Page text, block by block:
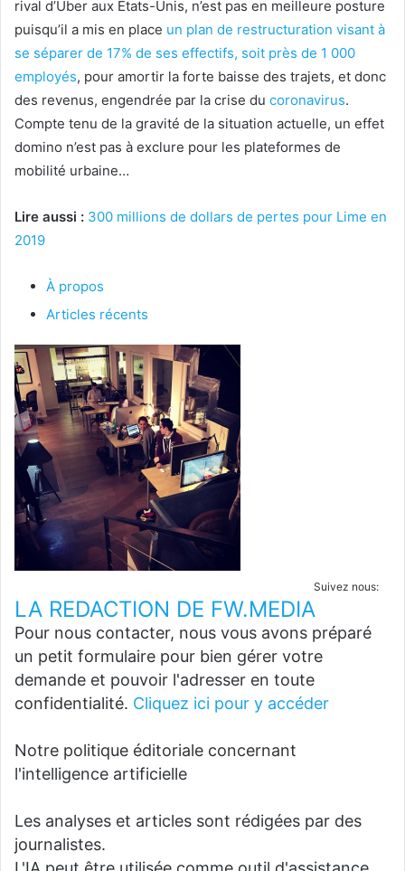
rival d’Uber aux États-Unis, n’est pas en meilleure posture
puisqu’il a mis en place un plan de restructuration visant à
se séparer de 17% de ses effectifs, soit près de 1 000
employés, pour amortir la forte baisse des trajets, et donc
des revenus, engendrée par la crise du coronavirus.
Compte tenu de la gravité de la situation actuelle, un effet
domino n’est pas à exclure pour les plateformes de
mobilité urbaine…
Lire aussi : 300 millions de dollars de pertes pour Lime en
2019
À propos
Articles récents
Suivez nous:
LA REDACTION DE FW.MEDIA
Pour nous contacter, nous vous avons préparé
un petit formulaire pour bien gérer votre
demande et pouvoir l'adresser en toute
confidentialité. Cliquez ici pour y accéder
Notre politique éditoriale concernant
l'intelligence artificielle
Les analyses et articles sont rédigées par des
journalistes.